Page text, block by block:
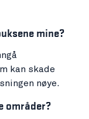
mine?
kan skade
nøye.
områder?